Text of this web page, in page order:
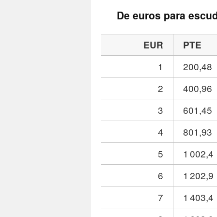
De euros para
EUR
PTE
1
200,48
2
400,96
3
601,45
4
801,93
5
1 002,4
6
1 202,9
7
1 403,4